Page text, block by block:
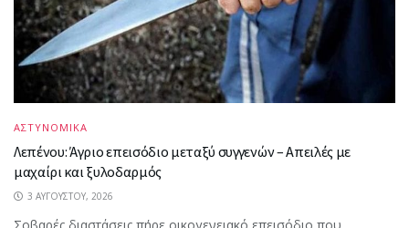
ΑΣΤΥΝΟΜΙΚΑ
Λεπένου: Άγριο επεισόδιο μεταξύ συγγενών – Απειλές με
μαχαίρι και ξυλοδαρμός
3 ΑΥΓΟΎΣΤΟΥ, 2026
Σοβαρές διαστάσεις πήρε οικογενειακό επεισόδιο που